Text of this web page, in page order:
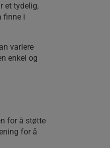
et tydelig,
finne i
variere
enkel og
for å støtte
for å